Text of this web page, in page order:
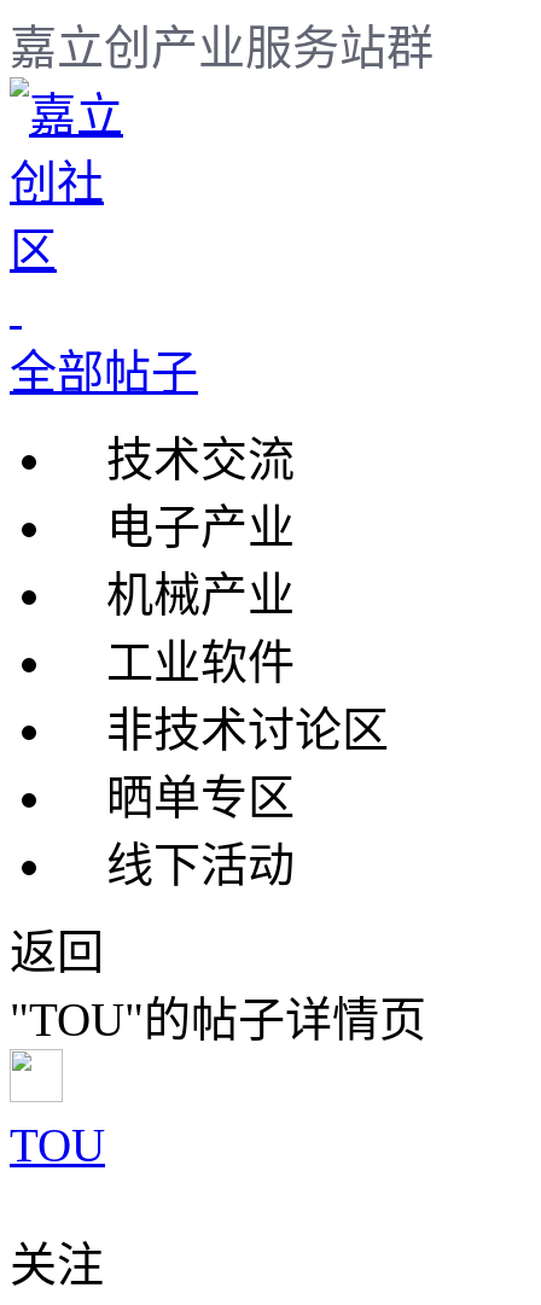
嘉立创产业服务站群
全部帖子
技术交流
电子产业
机械产业
工业软件
非技术讨论区
晒单专区
线下活动
返回
"TOU"的帖子详情页
TOU
关注